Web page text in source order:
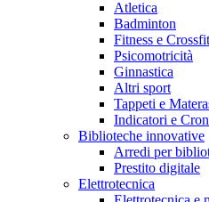
Atletica
Badminton
Fitness e Crossfit
Psicomotricità
Ginnastica
Altri sport
Tappeti e
Indicatori e
Biblioteche innovative
Arredi per
Prestito digitale
Elettrotecnica